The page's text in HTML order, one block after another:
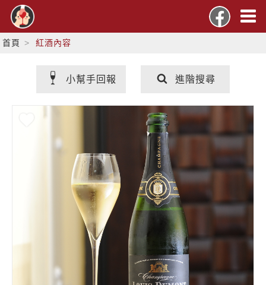
首頁 紅酒內容
小幫手回報 進階搜尋